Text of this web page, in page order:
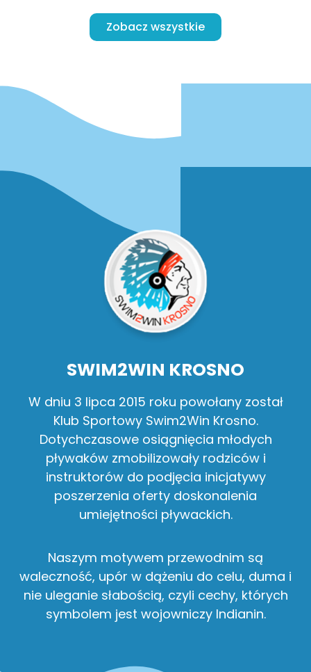
Zobacz wszystkie
SWIM2WIN KROSNO
W dniu 3 lipca 2015 roku powołany został
Klub Sportowy Swim2Win Krosno.
Dotychczasowe osiągnięcia młodych
pływaków zmobilizowały rodziców i
instruktorów do podjęcia inicjatywy
poszerzenia oferty doskonalenia
umiejętności pływackich.
Naszym motywem przewodnim są
waleczność, upór w dążeniu do celu, duma i
nie uleganie słabością, czyli cechy, których
symbolem jest wojowniczy Indianin.